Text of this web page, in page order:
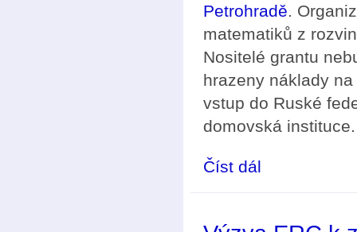
Petrohradě.
matematiků z
Nositelé grantu
hrazeny náklady
vstup do Ruské
domovská instituce.
Číst dál